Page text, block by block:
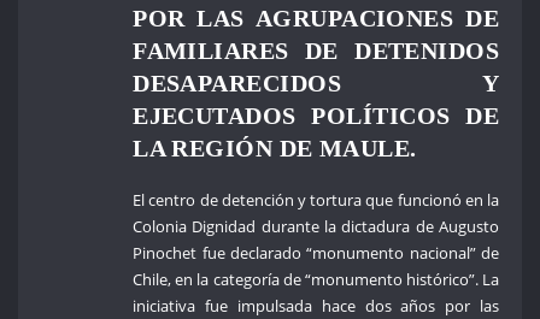
POR LAS AGRUPACIONES DE
FAMILIARES DE DETENIDOS
DESAPARECIDOS Y
EJECUTADOS POLÍTICOS DE
LA REGIÓN DE MAULE.
El centro de detención y tortura que funcionó en la
Colonia Dignidad durante la dictadura de Augusto
Pinochet fue declarado “monumento nacional” de
Chile, en la categoría de “monumento histórico”. La
iniciativa fue impulsada hace dos años por las